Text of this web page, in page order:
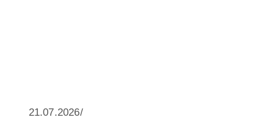
21.07.2026/